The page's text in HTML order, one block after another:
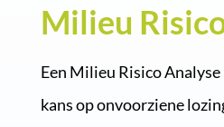
Milieu
Een Milieu Risico
kans op onvoorziene